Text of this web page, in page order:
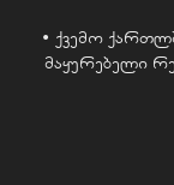
• ქვემო
მაყურებელი